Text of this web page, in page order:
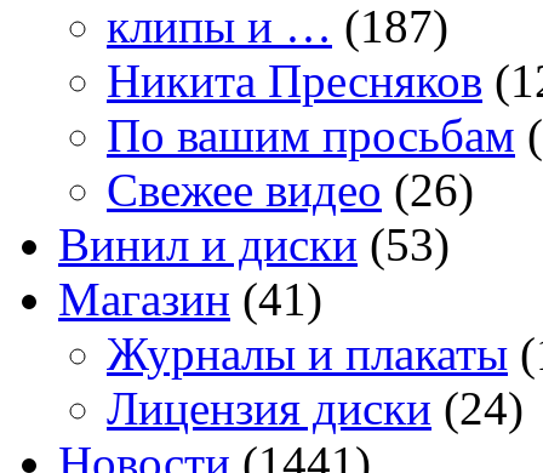
клипы и … (187)
Никита Пресняков
По вашим просьбам
Свежее видео (26)
Винил и диски (53)
Магазин (41)
Журналы и плакаты
Лицензия диски (24)
Новости (1441)